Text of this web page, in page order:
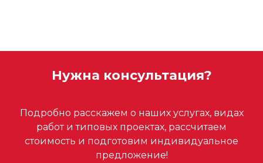
Нужна консультация?
Подробно расскажем о наших услугах, видах
работ и типовых проектах, рассчитаем
стоимость и подготовим индивидуальное
предложение!